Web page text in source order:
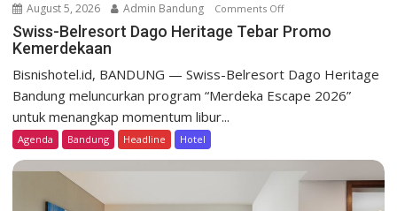
August 5, 2026 Admin Bandung Comments Offo
n
B
Swiss-Belresort Dago Heritage Tebar Promo
Kemerdekaan
Bisnishotel.id, BANDUNG — Swiss-Belresort Dago Heritage
Bandung meluncurkan program “Merdeka Escape 2026”
untuk menangkap momentum libur...
Agenda Bandung Headline Hotel